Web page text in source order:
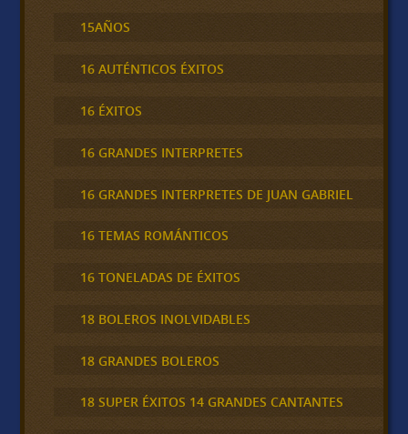
15AÑOS
16 AUTÉNTICOS ÉXITOS
16 ÉXITOS
16 GRANDES INTERPRETES
16 GRANDES INTERPRETES DE JUAN GABRIEL
16 TEMAS ROMÁNTICOS
16 TONELADAS DE ÉXITOS
18 BOLEROS INOLVIDABLES
18 GRANDES BOLEROS
18 SUPER ÉXITOS 14 GRANDES CANTANTES